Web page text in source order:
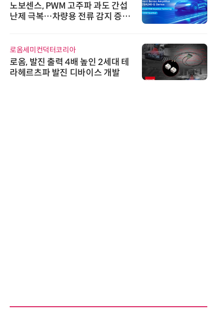
주파 과도 간섭
전류 감지 증폭
높인 2세대 테
바이스 개발
비쉐이, 모든 주요
원하는
신기 출시
다래전략사업화센터
다래전략사업화센
026'서 글로벌 빅
스 미팅 지원…K-